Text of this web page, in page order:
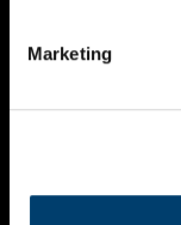
Marketing
VIDEO’S
CONTACT